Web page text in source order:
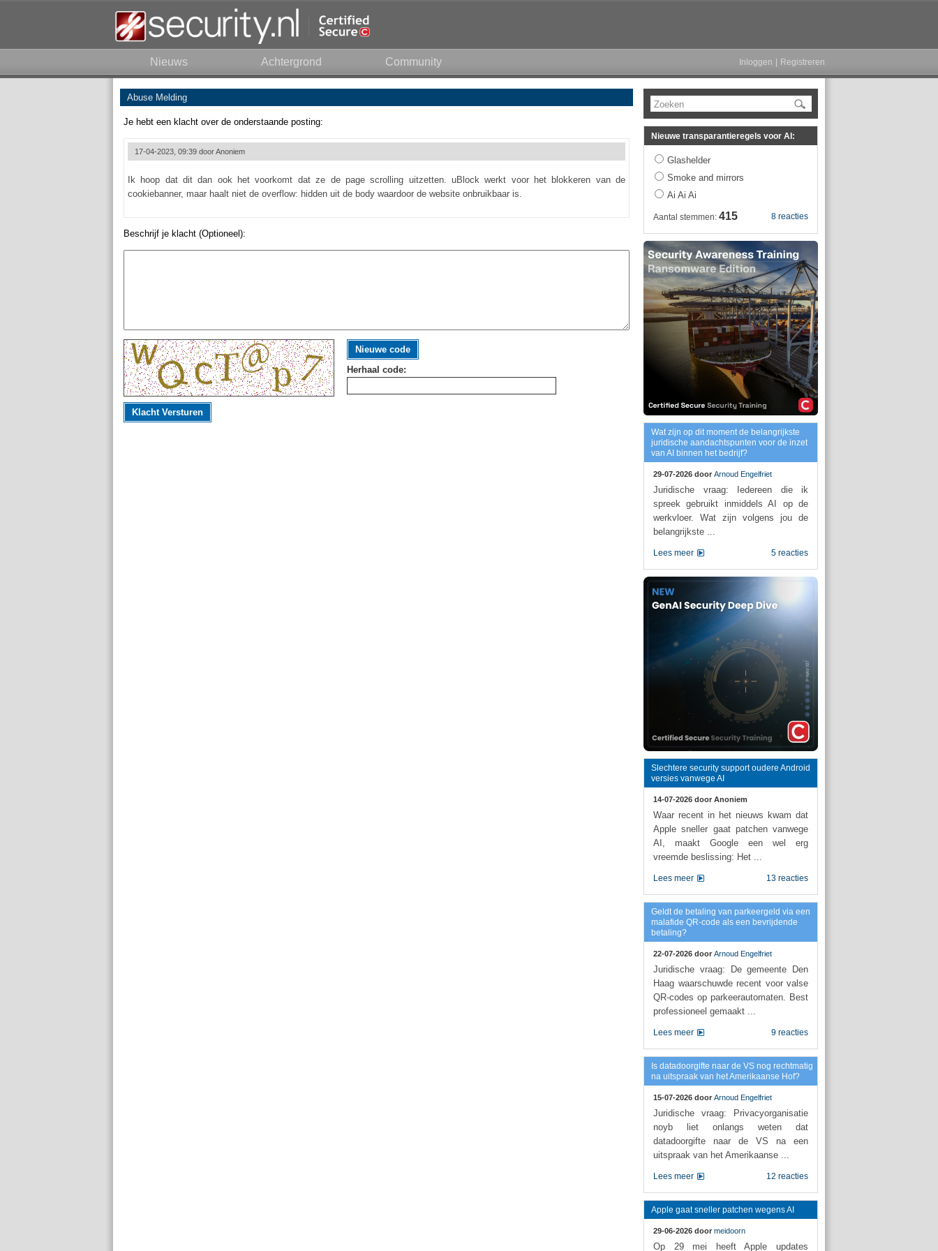
Nieuws Achtergrond Community Inloggen Registreren
Abuse Melding
Je hebt een klacht over de onderstaande posting:
17-04-2023, 09:39 doorAnoniem
Ik hoop dat dit dan ook het voorkomt dat ze de page scrolling uitzetten. uBlock werkt voor het blokkeren van de
cookiebanner, maar haalt niet de overflow: hidden uit de body waardoor de website onbruikbaar is.
Beschrijf je klacht (Optioneel):
Nieuwe code
Herhaal code:
Klacht Versturen
Zoeken
Nieuwe transparantieregels voor AI:
Glashelder
Smoke and mirrors
Ai Ai Ai
8 reacties
Aantal stemmen: 415
Wat zijn op dit moment de belangrijkste
juridische aandachtspunten voor de inzet
van AI binnen het bedrijf?
29-07-2026 door Arnoud Engelfriet
Juridische vraag: Iedereen die ik
spreek gebruikt inmiddels AI op de
werkvloer. Wat zijn volgens jou de
belangrijkste ...
5 reacties
Lees meer
Slechtere security support oudere Android
versies vanwege AI
14-07-2026 door Anoniem
Waar recent in het nieuws kwam dat
Apple sneller gaat patchen vanwege
AI, maakt Google een wel erg
vreemde beslissing: Het ...
13 reacties
Lees meer
Geldt de betaling van parkeergeld via een
malafide QR-code als een bevrijdende
betaling?
22-07-2026 door Arnoud Engelfriet
Juridische vraag: De gemeente Den
Haag waarschuwde recent voor valse
QR-codes op parkeerautomaten. Best
professioneel gemaakt ...
9 reacties
Lees meer
Is datadoorgifte naar de VS nog rechtmatig
na uitspraak van het Amerikaanse Hof?
15-07-2026 door Arnoud Engelfriet
Juridische vraag: Privacyorganisatie
noyb liet onlangs weten dat
datadoorgifte naar de VS na een
uitspraak van het Amerikaanse ...
12 reacties
Lees meer
Apple gaat sneller patchen wegens AI
29-06-2026 door meidoorn
Op 29 mei heeft Apple updates